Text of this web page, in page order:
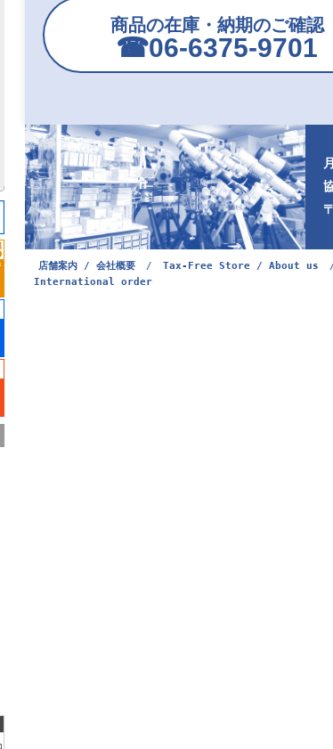
商品の在庫・納期のご確認
☎︎06-6375-9701
店舗案内 / 会社概要 / Tax-Free Store / About us
International order